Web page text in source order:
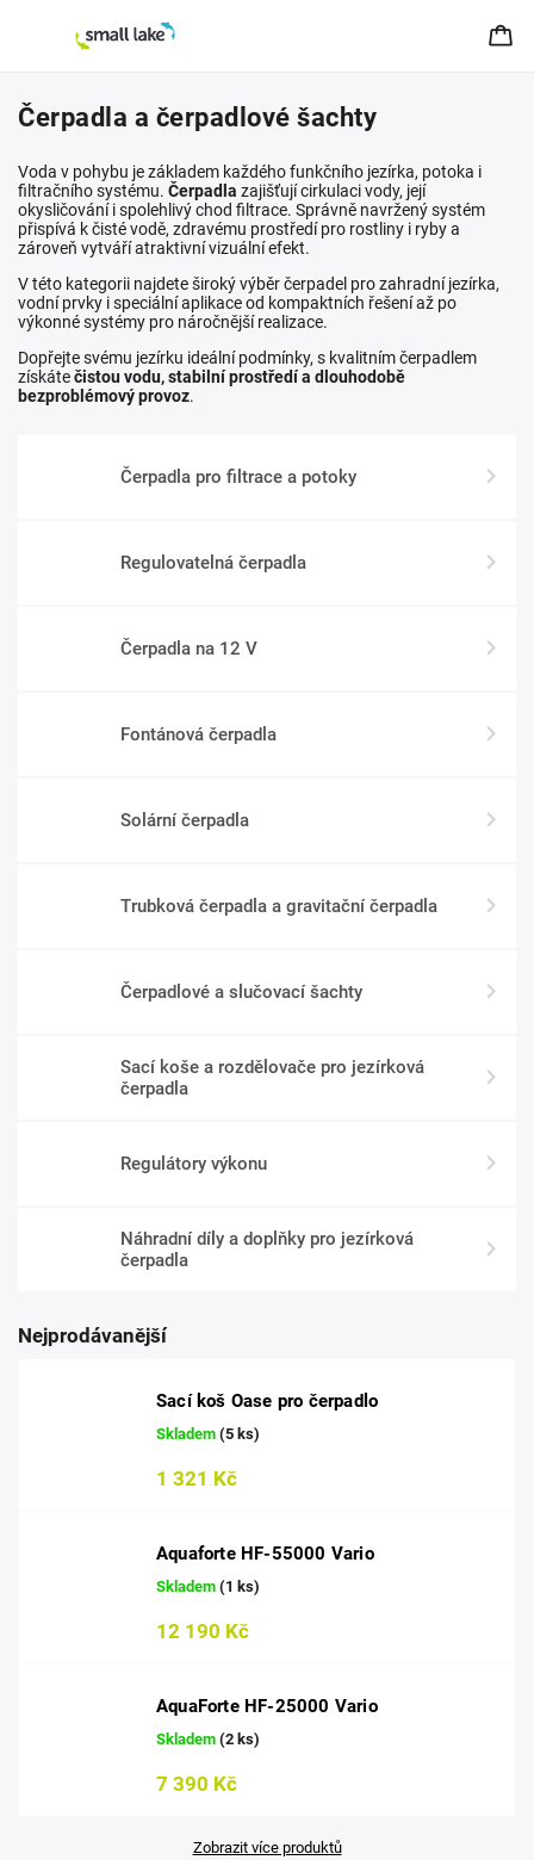
Čerpadla a čerpadlové šachty
Voda v pohybu je základem každého funkčního jezírka, potoka i
filtračního systému. Čerpadla zajišťují cirkulaci vody, její
okysličování i spolehlivý chod filtrace. Správně navržený systém
přispívá k čisté vodě, zdravému prostředí pro rostliny i ryby a
zároveň vytváří atraktivní vizuální efekt.
V této kategorii najdete široký výběr čerpadel pro zahradní jezírka,
vodní prvky i speciální aplikace od kompaktních řešení až po
výkonné systémy pro náročnější realizace.
Dopřejte svému jezírku ideální podmínky, s kvalitním čerpadlem
získátečistou vodu, stabilní prostředí a dlouhodobě
bezproblémový provoz.
Čerpadla pro filtrace a potoky
Regulovatelná čerpadla
Čerpadla na 12 V
Fontánová čerpadla
Solární čerpadla
Trubková čerpadla a gravitační čerpadla
Čerpadlové a slučovací šachty
Sací koše a rozdělovače pro jezírková
čerpadla
Regulátory výkonu
Náhradní díly a doplňky pro jezírková
čerpadla
Nejprodávanější
Sací koš Oase pro čerpadlo
Skladem (5 ks)
1 321 Kč
Aquaforte HF-55000 Vario
Skladem (1 ks)
12 190 Kč
AquaForte HF-25000 Vario
Skladem (2 ks)
7 390 Kč
Zobrazit více produktů